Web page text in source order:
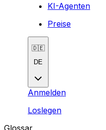
KI-Agenten
Preise
🇩🇪
DE
Anmelden
Loslegen
Glossar